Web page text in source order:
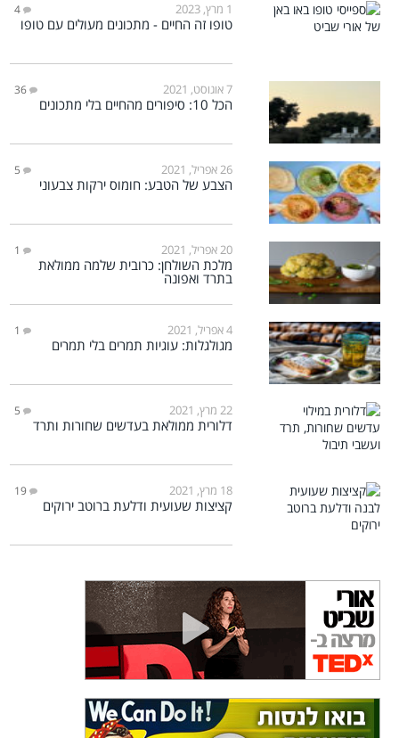
1 מרץ, 2023 4
טופו זה החיים - מתכונים מעולים עם טופו
7 אוגוסט, 2021 36
הכל 10: סיפורים מהחיים בלי מתכונים
26 אפריל, 2021 5
הצבע של הטבע: חומוס ירקות צבעוני
20 אפריל, 2021 1
מלכת השולחן: כרובית שלמה ממולאת
בתרד ואפונה
4 אפריל, 2021 1
מגולגלות: עוגיות תמרים בלי תמרים
22 מרץ, 2021 5
דלורית ממולאת בעדשים שחורות ותרד
18 מרץ, 2021 19
קציצות שעועית ודלעת ברוטב ירוקים